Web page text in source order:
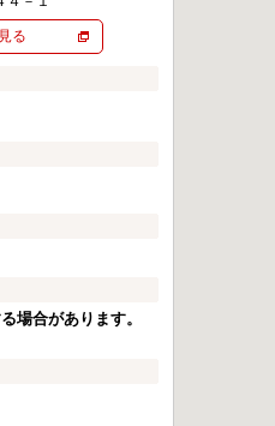
る
場合があります。